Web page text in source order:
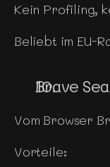
Kein Profiling,
Beliebt im EU-
Brave
Vom Browser
Vorteile: